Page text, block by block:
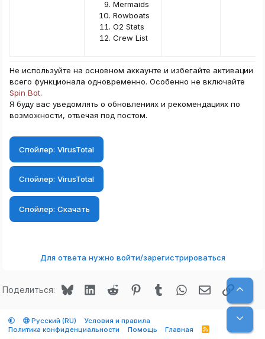
Mermaids
Rowboats
O2 Stats
Crew List
Не используйте на основном аккаунте и избегайте активации
всего функционала одновременно. Особенно не включайте
Spin Bot.
Я буду вас уведомлять о обновлениях и рекомендациях по
возможности, отвечая под постом.
Спойлер: VirusTotal
Спойлер: VirusTotal
Спойлер: Скачать
Для ответа нужно войти/зарегистрироваться
Поделиться: BlueskyLinkedInReddit PinterestTumblr WhatsApp Ссылка
Русский (RU)
Условия и правила
Политика конфиденциальности
Помощь Главная
R